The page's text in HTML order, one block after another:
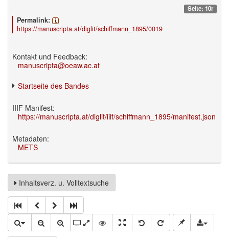
Seite: 10r
Permalink:
https://manuscripta.at/diglit/schiffmann_1895/0019
Kontakt und Feedback:
manuscripta@oeaw.ac.at
Startseite des Bandes
IIIF Manifest:
https://manuscripta.at/diglit/iiif/schiffmann_1895/manifest.json
Metadaten:
METS
Inhaltsverz. u. Volltextsuche